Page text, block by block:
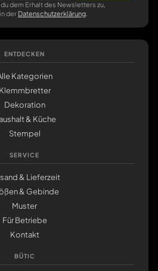
dem Erhalt des Newsletters zu,
der Datenschutzerklärung
ENTDECKEN
Kategorien
Klemmbretter
Dekoration
& Küche
Stempel
SERVICE
& Lieferzeit
& Gebinde
Muster
Für Betriebe
Kontakt
BÜTIC